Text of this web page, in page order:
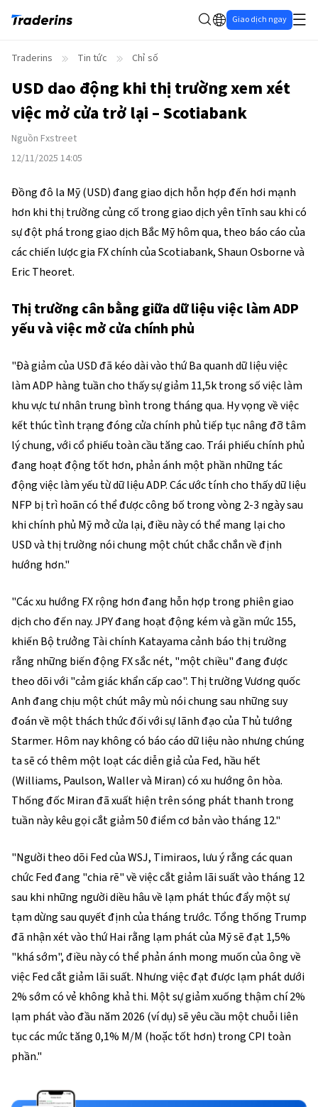
Giao dịch ngay
Traderins Tin tức Chỉ số
USD dao động khi thị trường xem xét
việc mở cửa trở lại – Scotiabank
Nguồn Fxstreet
12/11/2025 14:05
Đồng đô la Mỹ (USD) đang giao dịch hỗn hợp đến hơi mạnh
hơn khi thị trường củng cố trong giao dịch yên tĩnh sau khi có
sự đột phá trong giao dịch Bắc Mỹ hôm qua, theo báo cáo của
các chiến lược gia FX chính của Scotiabank, Shaun Osborne và
Eric Theoret.
Thị trường cân bằng giữa dữ liệu việc làm ADP
yếu và việc mở cửa chính phủ
"Đà giảm của USD đã kéo dài vào thứ Ba quanh dữ liệu việc
làm ADP hàng tuần cho thấy sự giảm 11,5k trong số việc làm
khu vực tư nhân trung bình trong tháng qua. Hy vọng về việc
kết thúc tình trạng đóng cửa chính phủ tiếp tục nâng đỡ tâm
lý chung, với cổ phiếu toàn cầu tăng cao. Trái phiếu chính phủ
đang hoạt động tốt hơn, phản ánh một phần những tác
động việc làm yếu từ dữ liệu ADP. Các ước tính cho thấy dữ liệu
NFP bị trì hoãn có thể được công bố trong vòng 2-3 ngày sau
khi chính phủ Mỹ mở cửa lại, điều này có thể mang lại cho
USD và thị trường nói chung một chút chắc chắn về định
hướng hơn."
"Các xu hướng FX rộng hơn đang hỗn hợp trong phiên giao
dịch cho đến nay. JPY đang hoạt động kém và gần mức 155,
khiến Bộ trưởng Tài chính Katayama cảnh báo thị trường
rằng những biến động FX sắc nét, "một chiều" đang được
theo dõi với "cảm giác khẩn cấp cao". Thị trường Vương quốc
Anh đang chịu một chút mây mù nói chung sau những suy
đoán về một thách thức đối với sự lãnh đạo của Thủ tướng
Starmer. Hôm nay không có báo cáo dữ liệu nào nhưng chúng
ta sẽ có thêm một loạt các diễn giả của Fed, hầu hết
(Williams, Paulson, Waller và Miran) có xu hướng ôn hòa.
Thống đốc Miran đã xuất hiện trên sóng phát thanh trong
tuần này kêu gọi cắt giảm 50 điểm cơ bản vào tháng 12."
"Người theo dõi Fed của WSJ, Timiraos, lưu ý rằng các quan
chức Fed đang "chia rẽ" về việc cắt giảm lãi suất vào tháng 12
sau khi những người diều hâu về lạm phát thúc đẩy một sự
tạm dừng sau quyết định của tháng trước. Tổng thống Trump
đã nhận xét vào thứ Hai rằng lạm phát của Mỹ sẽ đạt 1,5%
"khá sớm", điều này có thể phản ánh mong muốn của ông về
việc Fed cắt giảm lãi suất. Nhưng việc đạt được lạm phát dưới
2% sớm có vẻ không khả thi. Một sự giảm xuống thậm chí 2%
lạm phát vào đầu năm 2026 (ví dụ) sẽ yêu cầu một chuỗi liên
tục các mức tăng 0,1% M/M (hoặc tốt hơn) trong CPI toàn
phần."